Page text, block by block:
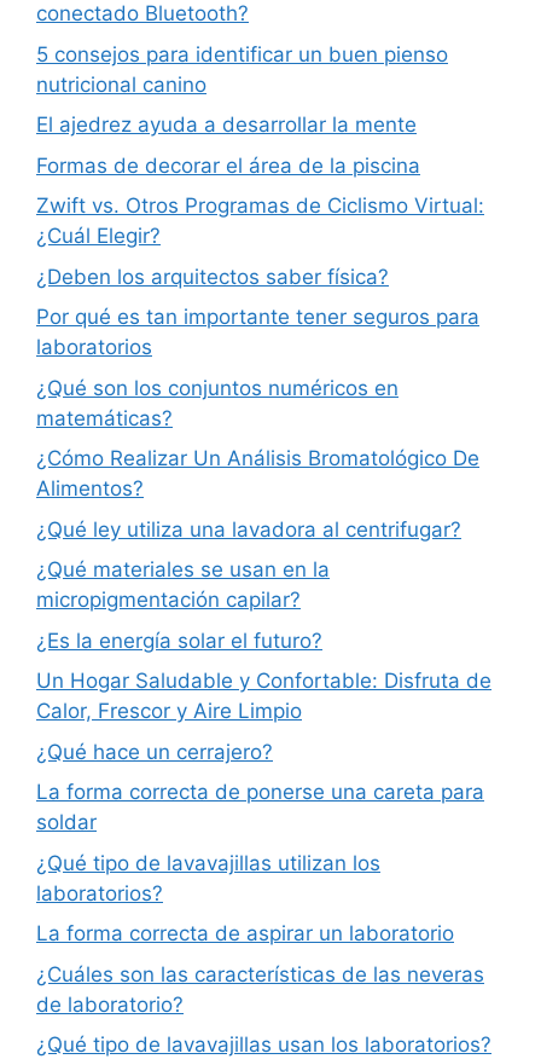
conectado Bluetooth?
5 consejos para identificar un buen pienso
nutricional canino
El ajedrez ayuda a desarrollar la mente
Formas de decorar el área de la piscina
Zwift vs. Otros Programas de Ciclismo Virtual:
¿Cuál Elegir?
¿Deben los arquitectos saber física?
Por qué es tan importante tener seguros para
laboratorios
¿Qué son los conjuntos numéricos en
matemáticas?
¿Cómo Realizar Un Análisis Bromatológico De
Alimentos?
¿Qué ley utiliza una lavadora al centrifugar?
¿Qué materiales se usan en la
micropigmentación capilar?
¿Es la energía solar el futuro?
Un Hogar Saludable y Confortable: Disfruta de
Calor, Frescor y Aire Limpio
¿Qué hace un cerrajero?
La forma correcta de ponerse una careta para
soldar
¿Qué tipo de lavavajillas utilizan los
laboratorios?
La forma correcta de aspirar un laboratorio
¿Cuáles son las características de las neveras
de laboratorio?
¿Qué tipo de lavavajillas usan los laboratorios?